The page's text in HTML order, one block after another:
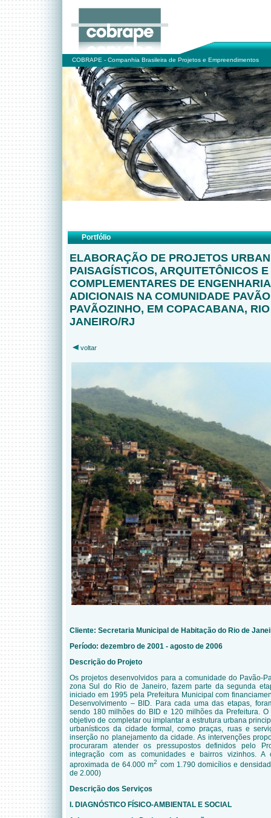
COBRAPE - Companhia Brasileira de Projetos e Empreendimentos
Portfólio
ELABORAÇÃO DE PROJETOS
PAISAGÍSTICOS, ARQUITETÔNICOS E
COMPLEMENTARES DE
ADICIONAIS NA COMUNIDADE
PAVÃOZINHO, EM COPACABANA,
JANEIRO/RJ
voltar
Cliente: Secretaria Municipal de Habitação do Rio de
Período: dezembro de 2001 - agosto de 2006
Descrição do Projeto
Os projetos desenvolvidos para a comunidade do Pavão-
zona Sul do Rio de Janeiro, fazem parte da segunda
iniciado em 1995 pela Prefeitura Municipal com
Desenvolvimento – BID. Para cada uma das etapas,
sendo 180 milhões do BID e 120 milhões da Prefeitura.
objetivo de completar ou implantar a estrutura urbana
urbanísticos da cidade formal, como praças, ruas e
inserção no planejamento da cidade. As intervenções
procuraram atender os pressupostos definidos pelo
integração com as comunidades e bairros vizinhos. A
aproximada de 64.000 m2 com 1.790 domicílios e
de 2.000)
Descrição dos Serviços
I. DIAGNÓSTICO FÍSICO-AMBIENTAL E SOCIAL